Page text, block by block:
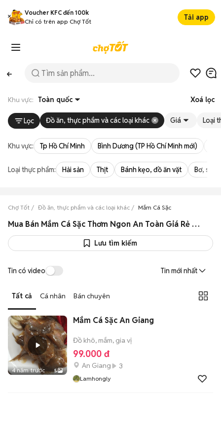
Voucher KFC đến 100k
Chỉ có trên app Chợ Tốt
Tải app
Khu vực: Toàn quốc Xoá lọc
Lọc Đồ ăn, thực phẩm và các loại khác Giá Loại
Khu vực: Tp Hồ Chí Minh Bình Dương (TP Hồ Chí Minh mới)
Loại thực phẩm: Hải sản Thịt Bánh kẹo, đồ ăn vặt Bơ,
Chợ Tốt Đồ ăn, thực phẩm và các loại khác Mắm Cá Sặc
Mua Bán Mắm Cá Sặc Thơm Ngon An Toàn Giá Rẻ Như Giá Sỉ
Lưu tìm kiếm
Tin có video Tin mới nhất
Tất cả Cá nhân Bán chuyên
4 năm trước 5
Mắm Cá Sặc An Giang
Đồ khô, mắm, gia vị
99.000 đ
An Giang 3
Lamhongly